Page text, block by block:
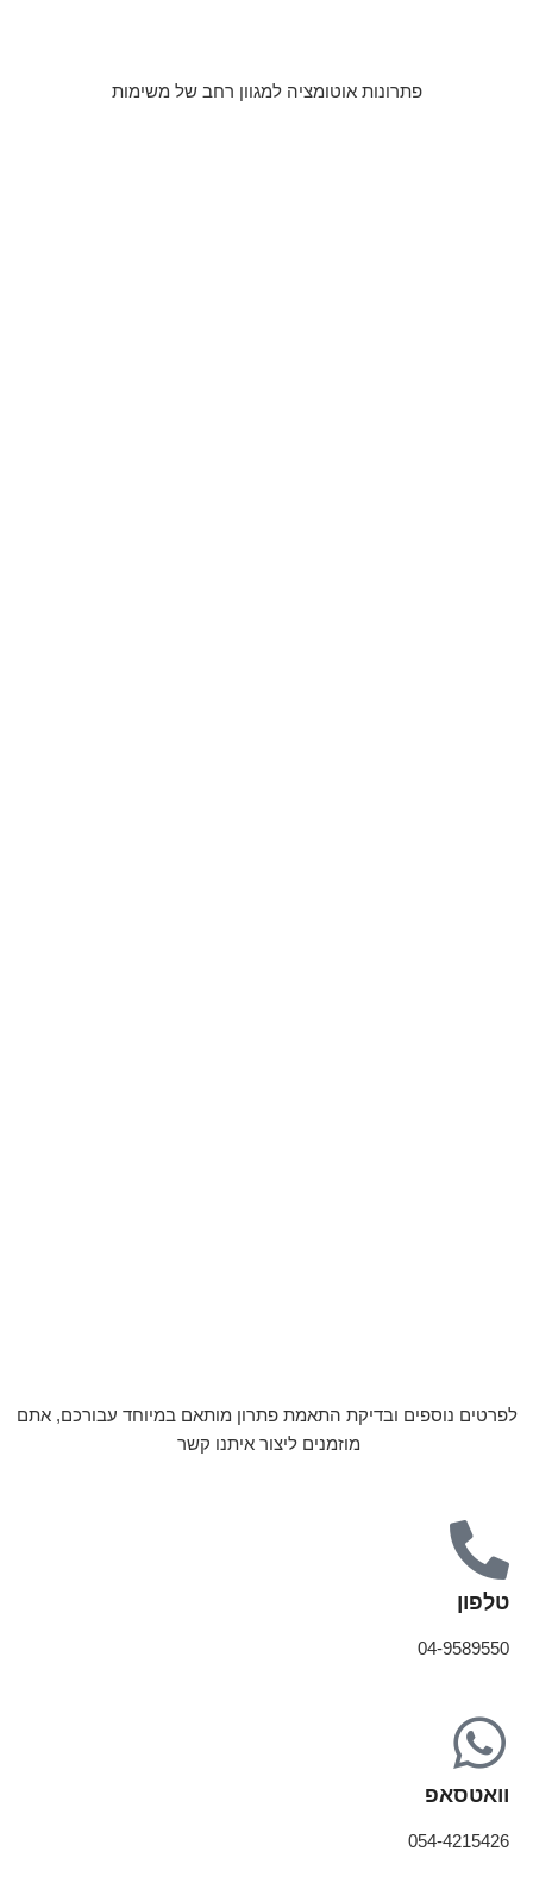
פתרונות אוטומציה למגוון רחב של משימות
לפרטים נוספים ובדיקת התאמת פתרון מותאם במיוחד עבורכם, אתם
מוזמנים ליצור איתנו קשר
טלפון
04-9589550
וואטסאפ
054-4215426